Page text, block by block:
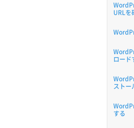
URLを
ロード
ストー
する